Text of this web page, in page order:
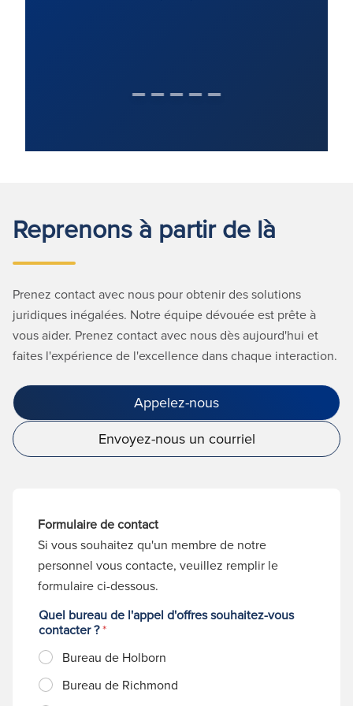
Reprenons à partir de là
Prenez contact avec nous pour obtenir des solutions
juridiques inégalées. Notre équipe dévouée est prête à
vous aider. Prenez contact avec nous dès aujourd'hui et
faites l'expérience de l'excellence dans chaque interaction.
Appelez-nous
Envoyez-nous un courriel
Formulaire de contact
Si vous souhaitez qu'un membre de notre
personnel vous contacte, veuillez remplir le
formulaire ci-dessous.
Quel bureau de l'appel d'offres souhaitez-vous
contacter ?*
Bureau de Holborn
Bureau de Richmond